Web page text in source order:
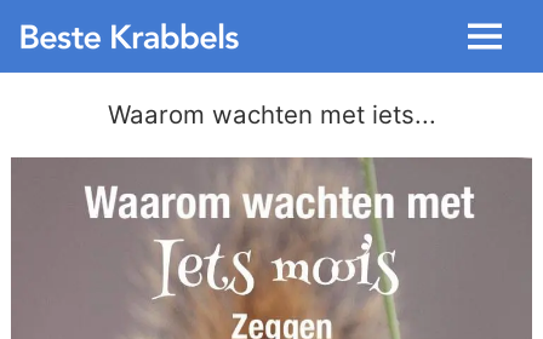
Menu
Waarom wachten met iets...